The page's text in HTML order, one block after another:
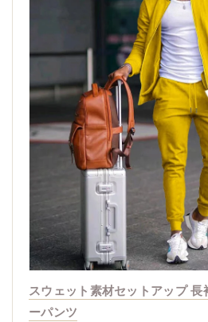
スウェット素材セットアップ
ーパンツ